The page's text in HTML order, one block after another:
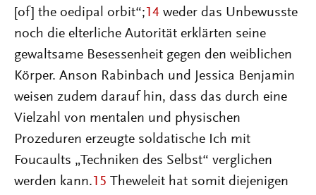
[of] the oedipal orbit“; 14 weder das Unbewusste
noch die elterliche Autorität erklärten seine
gewaltsame Besessenheit gegen den weiblichen
Körper. Anson Rabinbach und Jessica Benjamin
weisen zudem darauf hin, dass das durch eine
Vielzahl von mentalen und physischen
Prozeduren erzeugte soldatische Ich mit
Foucaults „Techniken des Selbst“ verglichen
werden kann. 15 Theweleit hat somit diejenigen